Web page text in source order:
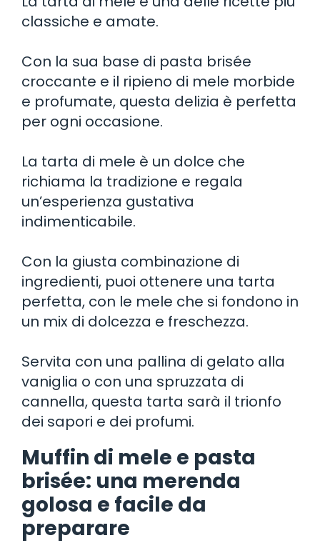
classiche e amate.
Con la sua base di pasta brisée
croccante e il ripieno di mele morbide
e profumate, questa delizia è perfetta
per ogni occasione.
La tarta di mele è un dolce che
richiama la tradizione e regala
un’esperienza gustativa
indimenticabile.
Con la giusta combinazione di
ingredienti, puoi ottenere una tarta
perfetta, con le mele che si fondono in
un mix di dolcezza e freschezza.
Servita con una pallina di gelato alla
vaniglia o con una spruzzata di
cannella, questa tarta sarà il trionfo
dei sapori e dei profumi.
Muffin di mele e pasta
brisée: una merenda
golosa e facile da
preparare